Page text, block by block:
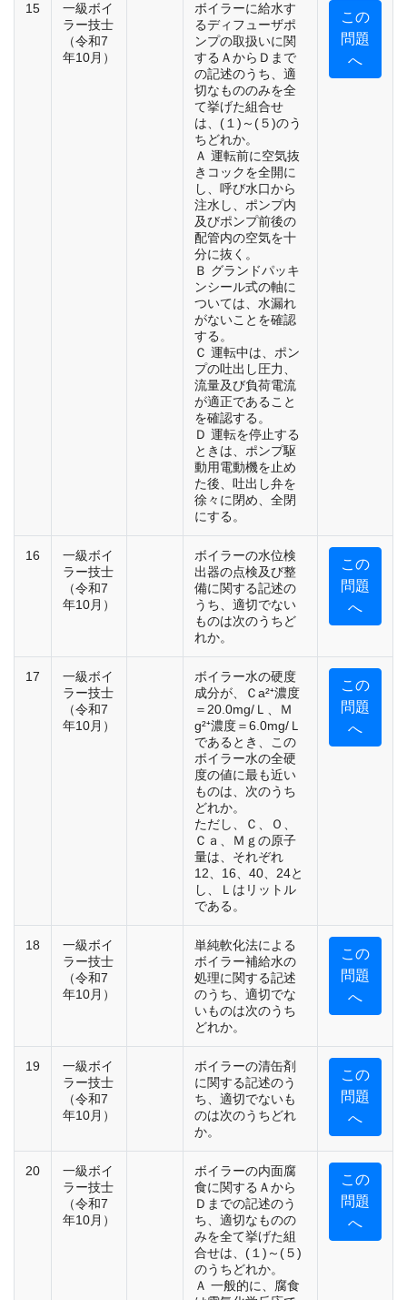
15
一級ボイ
ラー技士
（令和7
年10月）
ボイラーに給水す
るディフューザポ
ンプの取扱いに関
するＡからＤまで
の記述のうち、適
切なもののみを全
て挙げた組合せ
は、(１)～(５)のう
ちどれか。
Ａ 運転前に空気抜
きコックを全開に
し、呼び水口から
注水し、ポンプ内
及びポンプ前後の
配管内の空気を十
分に抜く。
Ｂ グランドパッキ
ンシール式の軸に
ついては、水漏れ
がないことを確認
する。
Ｃ 運転中は、ポン
プの吐出し圧力、
流量及び負荷電流
が適正であること
を確認する。
Ｄ 運転を停止する
ときは、ポンプ駆
動用電動機を止め
た後、吐出し弁を
徐々に閉め、全閉
にする。
この
問題
へ
16
一級ボイ
ラー技士
（令和7
年10月）
ボイラーの水位検
出器の点検及び整
備に関する記述の
うち、適切でない
ものは次のうちど
れか。
この
問題
へ
17
一級ボイ
ラー技士
（令和7
年10月）
ボイラー水の硬度
成分が、Ｃa²⁺濃度
＝20.0mg/Ｌ、Ｍ
g²⁺濃度＝6.0mg/Ｌ
であるとき、この
ボイラー水の全硬
度の値に最も近い
ものは、次のうち
どれか。
ただし、Ｃ、Ｏ、
Ｃａ、Ｍｇの原子
量は、それぞれ
12、16、40、24と
し、Ｌはリットル
である。
この
問題
へ
18
一級ボイ
ラー技士
（令和7
年10月）
単純軟化法による
ボイラー補給水の
処理に関する記述
のうち、適切でな
いものは次のうち
どれか。
この
問題
へ
19
一級ボイ
ラー技士
（令和7
年10月）
ボイラーの清缶剤
に関する記述のう
ち、適切でないも
のは次のうちどれ
か。
この
問題
へ
20
一級ボイ
ラー技士
（令和7
年10月）
ボイラーの内面腐
食に関するＡから
Ｄまでの記述のう
ち、適切なものの
みを全て挙げた組
合せは、(１)～(５)
のうちどれか。
Ａ 一般的に、腐食
この
問題
へ